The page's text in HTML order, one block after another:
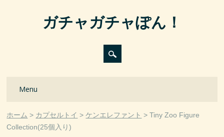
ガチャガチャぽん！
Main menu
Menu
ホーム カプセルトイ ケンエレファント
Tiny Zoo Figure
Collection(25個入り)